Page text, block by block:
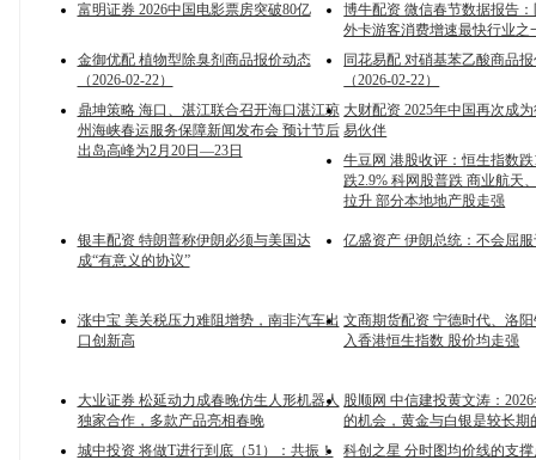
富明证券 2026中国电影票房突破80亿
博牛配资 微信春节数据报告
外卡游客消费增速最快行业之
金御优配 植物型除臭剂商品报价动态
（2026-02-22）
同花易配 对硝基苯乙酸商品
（2026-02-22）
鼎坤策略 海口、湛江联合召开海口湛江琼
州海峡春运服务保障新闻发布会 预计节后
出岛高峰为2月20日—23日
大财配资 2025年中国再次成
易伙伴
牛豆网 港股收评：恒生指数跌
跌2.9% 科网股普跌 商业航天
拉升 部分本地地产股走强
银丰配资 特朗普称伊朗必须与美国达
成“有意义的协议”
亿盛资产 伊朗总统：不会屈
涨中宝 美关税压力难阻增势，南非汽车出
口创新高
文商期货配资 宁德时代、洛
入香港恒生指数 股价均走强
大业证券 松延动力成春晚仿生人形机器人
独家合作，多款产品亮相春晚
股顺网 中信建投黄文涛：
的机会，黄金与白银是较长期
城中投资 将做T进行到底（51）：共振！
科创之星 分时图均价线的支